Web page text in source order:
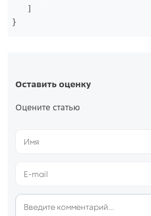
   ]
}
Оставить оценку
Оцените статью